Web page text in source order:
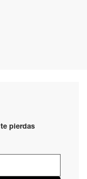
pierdas